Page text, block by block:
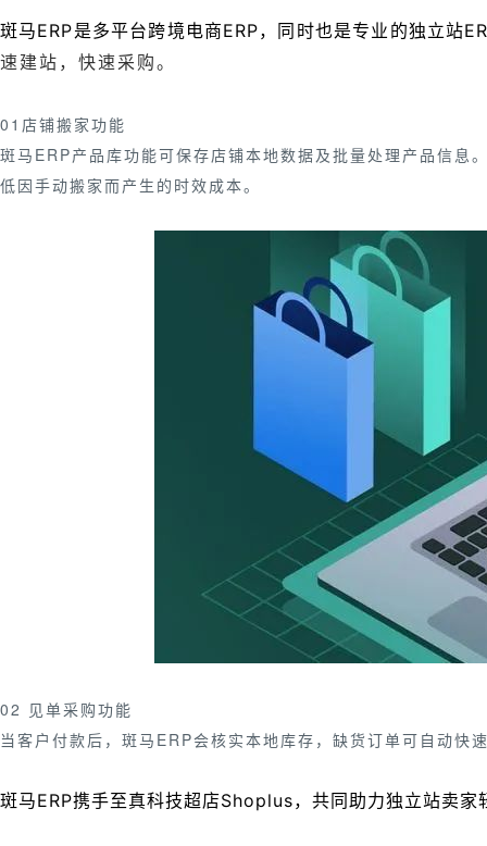
斑马ERP是多平台跨境电商ERP，同时也是专业的独立站
速建站，快速采购。
01店铺搬家功能
斑马ERP产品库功能可保存店铺本地数据及批量处理产品信息
低因手动搬家而产生的时效成本。
02 见单采购功能
当客户付款后，斑马ERP会核实本地库存，缺货订单可自动
斑马ERP携手至真科技超店Shoplus，共同助力独立站卖家